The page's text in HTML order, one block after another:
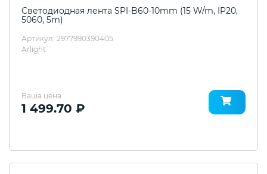
Светодиодная лента SPI-B60-10mm (15 W/m, IP20,
5060, 5m)
Артикул: 2977990390405
Arlight
Ваша цена
1 499.70 ₽